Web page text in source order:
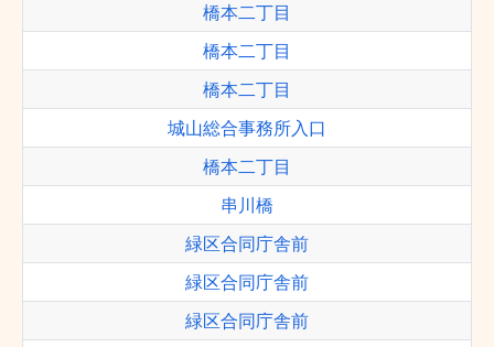
橋本二丁目
橋本二丁目
橋本二丁目
城山総合事務所入口
橋本二丁目
串川橋
緑区合同庁舎前
緑区合同庁舎前
緑区合同庁舎前